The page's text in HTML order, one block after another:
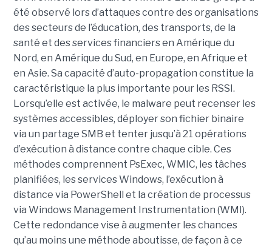
été observé lors d’attaques contre des organisations
des secteurs de l’éducation, des transports, de la
santé et des services financiers en Amérique du
Nord, en Amérique du Sud, en Europe, en Afrique et
en Asie. Sa capacité d’auto-propagation constitue la
caractéristique la plus importante pour les RSSI.
Lorsqu’elle est activée, le malware peut recenser les
systèmes accessibles, déployer son fichier binaire
via un partage SMB et tenter jusqu’à 21 opérations
d’exécution à distance contre chaque cible. Ces
méthodes comprennent PsExec, WMIC, les tâches
planifiées, les services Windows, l’exécution à
distance via PowerShell et la création de processus
via Windows Management Instrumentation (WMI).
Cette redondance vise à augmenter les chances
qu’au moins une méthode aboutisse, de façon à ce